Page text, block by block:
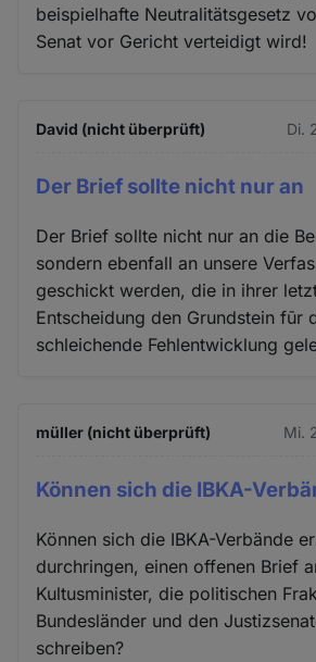
beispielhafte Neutralitätsgesetz
Senat vor Gericht verteidigt wird!
David (nicht überprüft) Di.
Der Brief sollte nicht nur an
Der Brief sollte nicht nur an die
sondern ebenfall an unsere
geschickt werden, die in ihrer
Entscheidung den Grundstein fūr
schleichende Fehlentwicklung
müller (nicht überprüft) Mi.
Können sich die IBKA-
Können sich die IBKA-Verbände
durchringen, einen offenen Brief
Kultusminister, die politischen
Bundesländer und den
schreiben?